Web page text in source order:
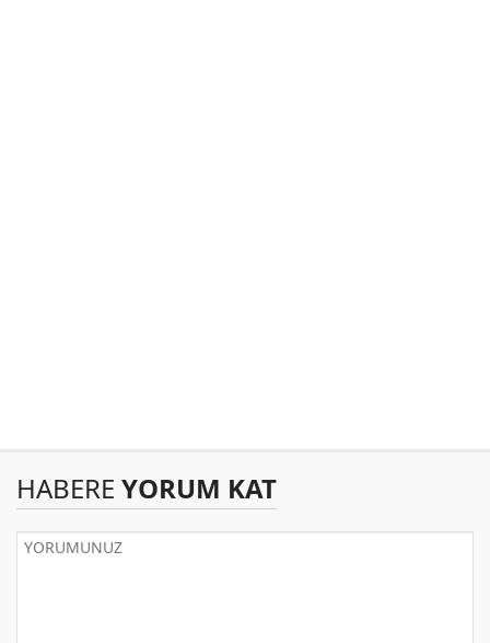
HABERE YORUM KAT